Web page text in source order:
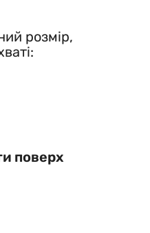
розмір,
поверх